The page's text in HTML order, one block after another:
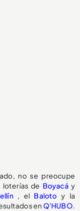
no se preocupe
loterías de Boyacá y
, el Baloto y la
enQ’HUBO.